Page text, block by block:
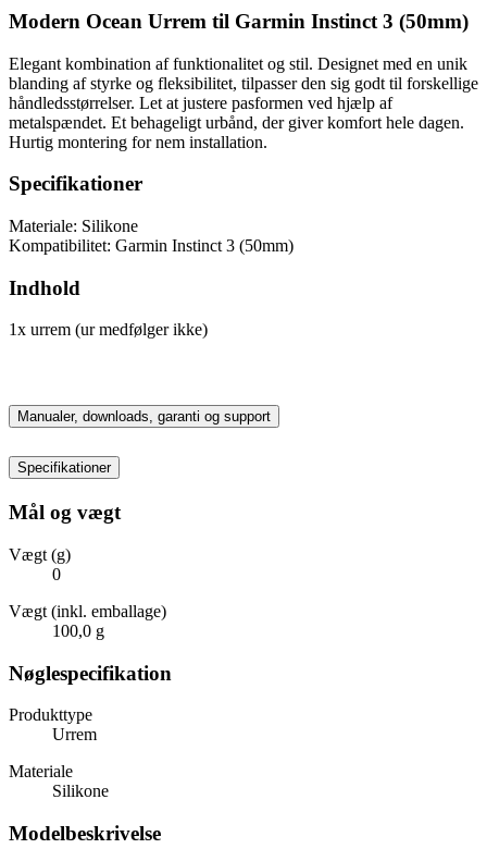
Modern Ocean Urrem til Garmin Instinct 3 (50mm)
Elegant kombination af funktionalitet og stil. Designet med en unik
blanding af styrke og fleksibilitet, tilpasser den sig godt til forskellige
håndledsstørrelser. Let at justere pasformen ved hjælp af
metalspændet. Et behageligt urbånd, der giver komfort hele dagen.
Hurtig montering for nem installation.
Specifikationer
Materiale: Silikone
Kompatibilitet: Garmin Instinct 3 (50mm)
Indhold
1x urrem (ur medfølger ikke)
Manualer, downloads, garanti og support
Specifikationer
Mål og vægt
Vægt (g)
0
Vægt (inkl. emballage)
100,0 g
Nøglespecifikation
Produkttype
Urrem
Materiale
Silikone
Modelbeskrivelse